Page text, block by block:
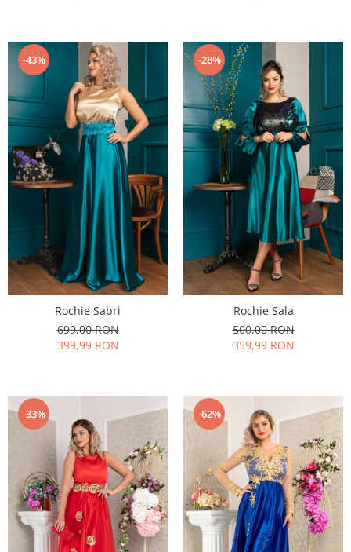
-43%
Rochie Sabri
699,00 RON
399,99 RON
-28%
Rochie Sala
500,00 RON
359,99 RON
-33% -62%